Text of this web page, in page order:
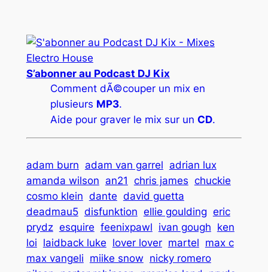
S’abonner au Podcast DJ Kix
Comment dÃ©couper un mix en
plusieurs MP3.
Aide pour graver le mix sur un CD.
adam burn adam van garrel adrian lux
amanda wilson an21 chris james chuckie
cosmo klein dante david guetta
deadmau5 disfunktion ellie goulding eric
prydz esquire feenixpawl ivan gough ken
loi laidback luke lover lover martel max c
max vangeli miike snow nicky romero